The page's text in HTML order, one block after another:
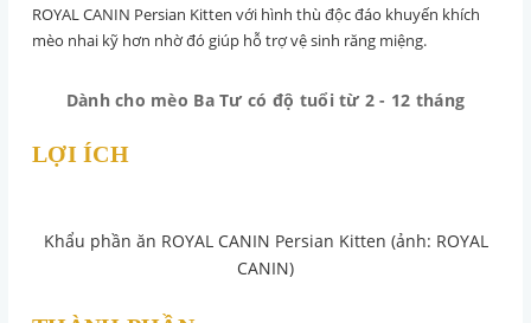
ROYAL CANIN Persian Kitten với hình thù độc đáo khuyến khích
mèo nhai kỹ hơn nhờ đó giúp hỗ trợ vệ sinh răng miệng.
Dành cho mèo Ba Tư có độ tuổi từ 2 - 12 tháng
LỢI ÍCH
Khẩu phần ăn ROYAL CANIN Persian Kitten (ảnh: ROYAL
CANIN)